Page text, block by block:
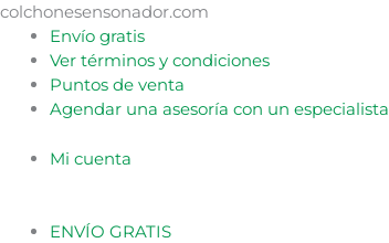
colchonesensonador.com
contenido
Envío gratis
Ver términos y condiciones
Puntos de venta
Agendar una asesoría con un especialista
Mi cuenta
ENVÍO GRATIS